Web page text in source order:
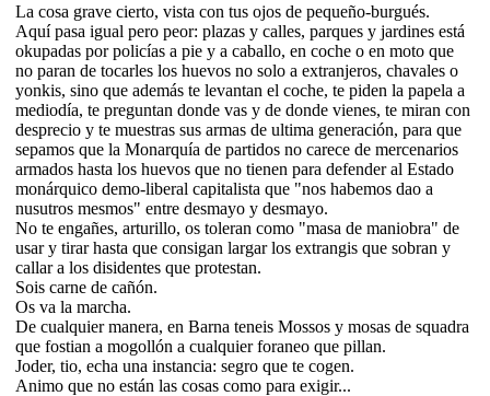
La cosa grave cierto, vista con tus ojos de pequeño-burgués.
Aquí pasa igual pero peor: plazas y calles, parques y jardines está
okupadas por policías a pie y a caballo, en coche o en moto que
no paran de tocarles los huevos no solo a extranjeros, chavales o
yonkis, sino que además te levantan el coche, te piden la papela a
mediodía, te preguntan donde vas y de donde vienes, te miran con
desprecio y te muestras sus armas de ultima generación, para que
sepamos que la Monarquía de partidos no carece de mercenarios
armados hasta los huevos que no tienen para defender al Estado
monárquico demo-liberal capitalista que "nos habemos dao a
nusutros mesmos" entre desmayo y desmayo.
No te engañes, arturillo, os toleran como "masa de maniobra" de
usar y tirar hasta que consigan largar los extrangis que sobran y
callar a los disidentes que protestan.
Sois carne de cañón.
Os va la marcha.
De cualquier manera, en Barna teneis Mossos y mosas de squadra
que fostian a mogollón a cualquier foraneo que pillan.
Joder, tio, echa una instancia: segro que te cogen.
Animo que no están las cosas como para exigir...